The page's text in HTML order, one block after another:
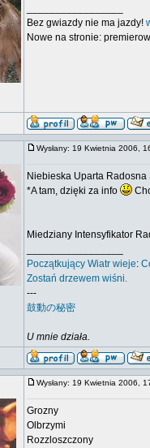
Bez gwiazdy nie ma jazdy!
Nowe na stronie:
Wysłany: 19 Kwietnia 2006,
Niebieska Uparta
*A tam, dzięki za info
Miedziany Intensyfikator
Początkujący Wiatr wieje:
Zostań drzewem wiśni.
---
鼓動の秘密
U mnie działa.
Wysłany: 19 Kwietnia 2006,
Grozny
Olbrzymi
Rozzloszczony